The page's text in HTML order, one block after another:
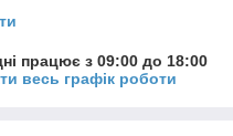
працює з 09:00 до 18:00
весь графік роботи